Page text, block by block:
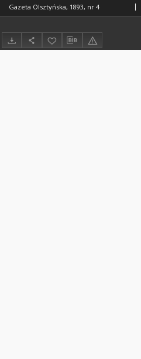
Gazeta Olsztyńska, 1893, nr 4